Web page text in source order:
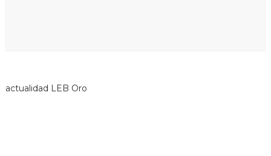
actualidad LEB Oro